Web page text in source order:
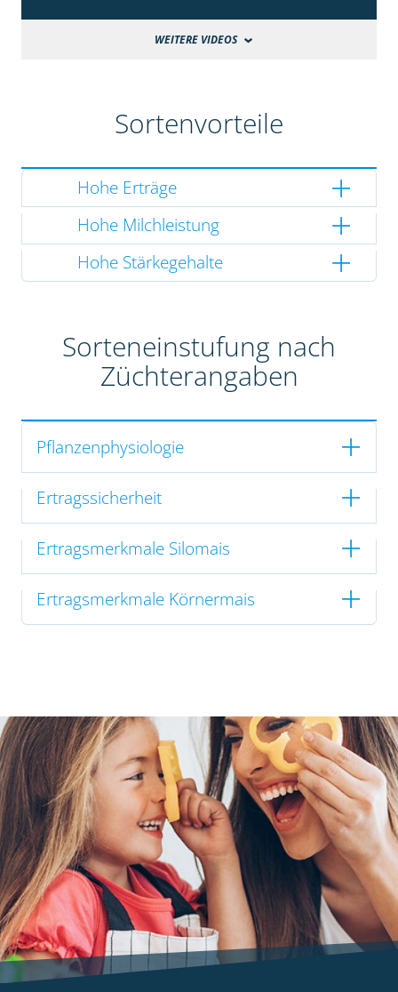
WEITERE VIDEOS
Sortenvorteile
Hohe Erträge
Hohe Milchleistung
Hohe Stärkegehalte
Sorteneinstufung nach
Züchterangaben
Pflanzenphysiologie
Ertragssicherheit
Ertragsmerkmale Silomais
Ertragsmerkmale Körnermais